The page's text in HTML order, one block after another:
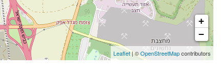
+
−
Leaflet| ©OpenStreetMapcontributors